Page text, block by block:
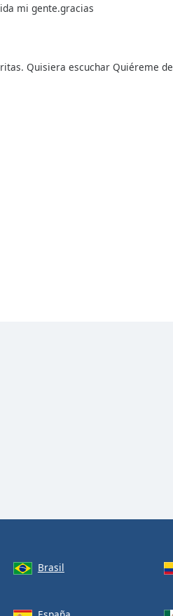
mi gente.gracias
Quisiera escuchar Quiéreme de
Brasil